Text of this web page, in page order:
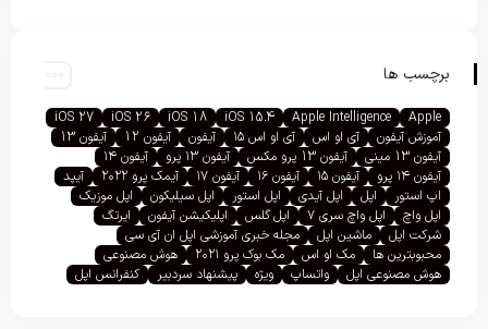
برچسب ها
Apple
Apple Intelligence
iOS 15.4
iOS 18
iOS 26
iOS 27
آموزش آیفون
آی او اس آی او اس ۱۵ آیفون آیفون 12
آیفون 13
آیفون 13 مینی
آیفون 13 پرو مکس آیفون ۱۳ پرو
آیفون ۱۴
آیفون ۱۴ پرو
آیفون ۱۵ آیفون ۱۶ آیفون ۱۷ آیمک پرو ۲۰۲۲
آیپد
اپ استور
اپل اپل آیدی اپل استور اپل سیلیکون
اپل موزیک
اپل واچ
اپل واچ سری ۷ اپل گلس اپلیکیشن آیفون
ایرتگ
شرکت اپل
ماشین اپل
مجله خبری آموزشی اپل ان آی سی
محبوبترین ها
مک او اس مک بوک پرو ۲۰۲۱
هوش مصنوعی
هوش مصنوعی اپل
واتساپ ویژه پیشنهاد سردبیر کنفرانس اپل